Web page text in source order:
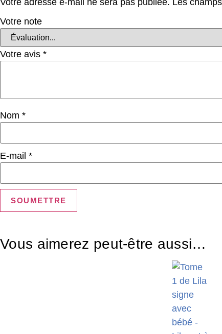
Votre note
Votre avis *
Nom *
E-mail *
Vous aimerez peut-être aussi…